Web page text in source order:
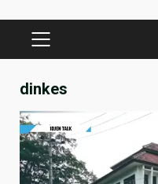
PRIMARY
dinkes